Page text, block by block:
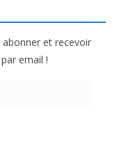
et recevoir
email !